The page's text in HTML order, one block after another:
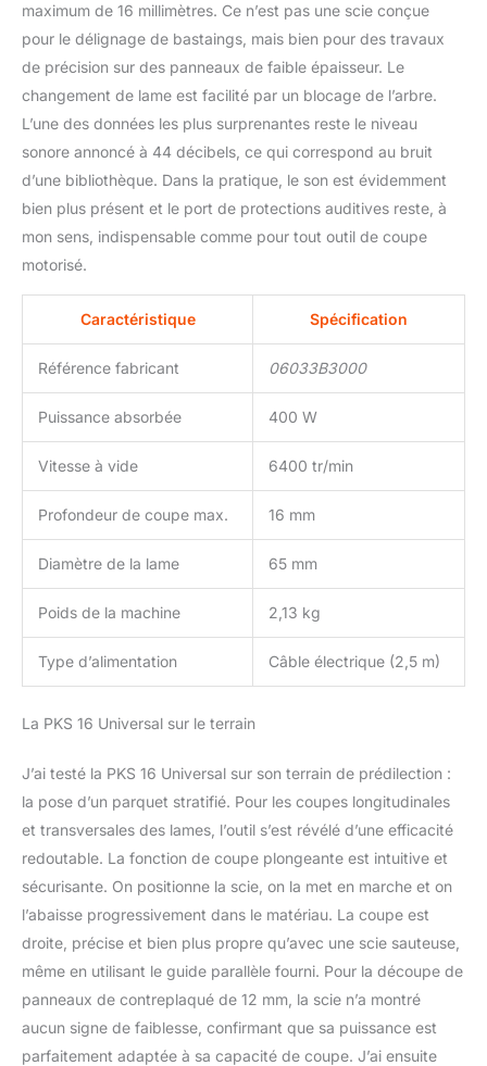
maximum de 16 millimètres. Ce n’est pas une scie conçue
pour le délignage de bastaings, mais bien pour des travaux
de précision sur des panneaux de faible épaisseur. Le
changement de lame est facilité par un blocage de l’arbre.
L’une des données les plus surprenantes reste le niveau
sonore annoncé à 44 décibels, ce qui correspond au bruit
d’une bibliothèque. Dans la pratique, le son est évidemment
bien plus présent et le port de protections auditives reste, à
mon sens, indispensable comme pour tout outil de coupe
motorisé.
Caractéristique Spécification
Référence fabricant 06033B3000
Puissance absorbée 400 W
Vitesse à vide 6400 tr/min
Profondeur de coupe max. 16 mm
Diamètre de la lame 65 mm
Poids de la machine 2,13 kg
Type d’alimentation Câble électrique (2,5 m)
La PKS 16 Universal sur le terrain
J’ai testé la PKS 16 Universal sur son terrain de prédilection :
la pose d’un parquet stratifié. Pour les coupes longitudinales
et transversales des lames, l’outil s’est révélé d’une efficacité
redoutable. La fonction de coupe plongeante est intuitive et
sécurisante. On positionne la scie, on la met en marche et on
l’abaisse progressivement dans le matériau. La coupe est
droite, précise et bien plus propre qu’avec une scie sauteuse,
même en utilisant le guide parallèle fourni. Pour la découpe de
panneaux de contreplaqué de 12 mm, la scie n’a montré
aucun signe de faiblesse, confirmant que sa puissance est
parfaitement adaptée à sa capacité de coupe. J’ai ensuite